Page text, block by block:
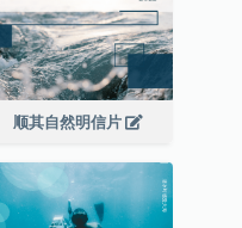
顺其自然明信片